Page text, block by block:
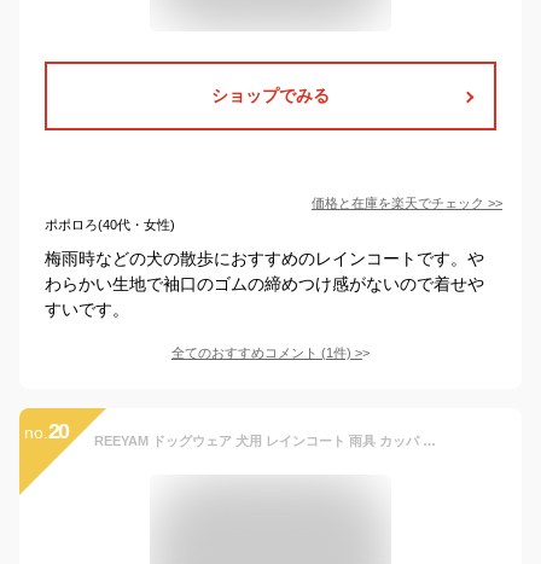
ショップでみる
価格と在庫を楽天でチェック >>
ポポロろ(40代・女性)
梅雨時などの犬の散歩におすすめのレインコートです。や
わらかい生地で袖口のゴムの締めつけ感がないので着せや
すいです。
全てのおすすめコメント (1件) >
no. 20 REEYAM ドッグウェア 犬用 レインコート 雨具 カッパ フード付き ワンちゃん 服 防水 防風 ボタン ファスナー マジックテープ リード穴有り 調整ゴム付き 可愛い 軽い 散歩 快適 梅雨対策 通気 脱着簡単 洗える 小型犬 中型犬 大型犬 両足袖 カジュアル ポリエステル (カーキ、M)